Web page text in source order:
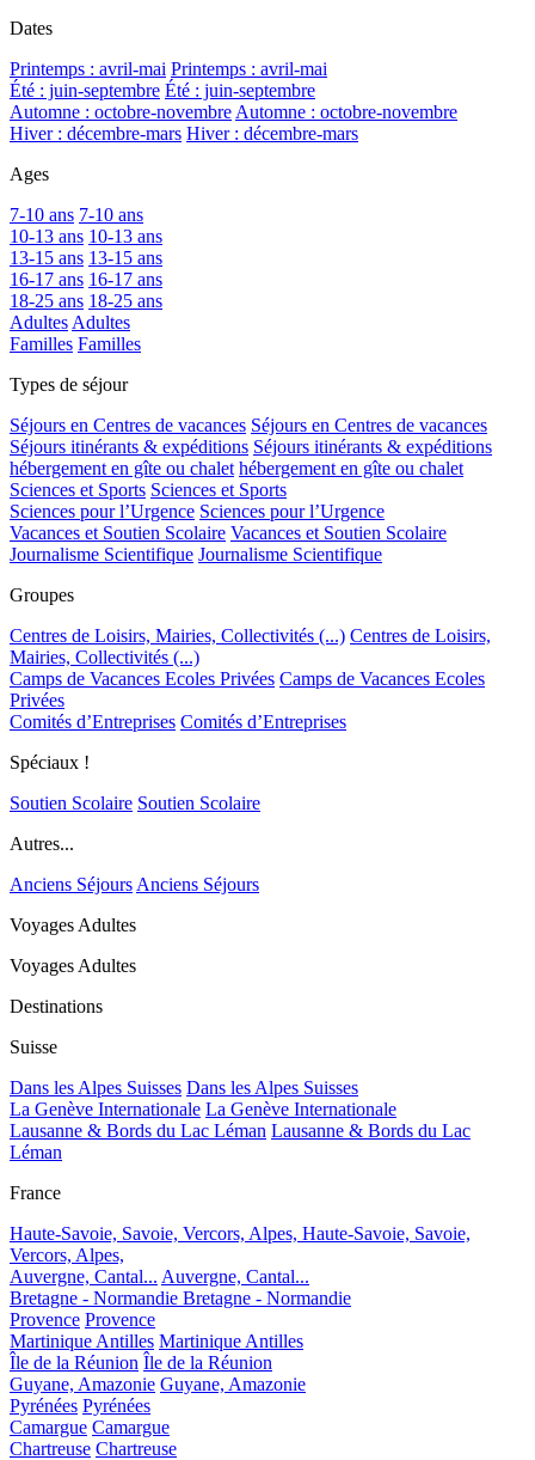
Dates
Printemps : avril-mai Printemps : avril-mai
Été : juin-septembre Été : juin-septembre
Automne : octobre-novembreAutomne : octobre-novembre
Hiver : décembre-mars Hiver : décembre-mars
Ages
7-10 ans 7-10 ans
10-13 ans 10-13 ans
13-15 ans 13-15 ans
16-17 ans 16-17 ans
18-25 ans 18-25 ans
AdultesAdultes
Familles Familles
Types de séjour
Séjours en Centres de vacances Séjours en Centres de vacances
Séjours itinérants & expéditions Séjours itinérants & expéditions
hébergement en gîte ou chalet hébergement en gîte ou chalet
Sciences et Sports Sciences et Sports
Sciences pour l’Urgence Sciences pour l’Urgence
Vacances et Soutien Scolaire Vacances et Soutien Scolaire
Journalisme Scientifique Journalisme Scientifique
Groupes
Centres de Loisirs, Mairies, Collectivités (...) Centres de Loisirs,
Mairies, Collectivités (...)
Camps de Vacances Ecoles Privées Camps de Vacances Ecoles
Privées
Comités d’Entreprises Comités d’Entreprises
Spéciaux !
Soutien Scolaire Soutien Scolaire
Autres...
Anciens SéjoursAnciens Séjours
Voyages Adultes
Voyages Adultes
Destinations
Suisse
Dans les Alpes Suisses Dans les Alpes Suisses
La Genève Internationale La Genève Internationale
Lausanne & Bords du Lac Léman Lausanne & Bords du Lac
Léman
France
Haute-Savoie, Savoie, Vercors, Alpes, Haute-Savoie, Savoie,
Vercors, Alpes,
Auvergne, Cantal... Auvergne, Cantal...
Bretagne - Normandie Bretagne - Normandie
Provence Provence
Martinique Antilles Martinique Antilles
Île de la Réunion Île de la Réunion
Guyane, Amazonie Guyane, Amazonie
Pyrénées Pyrénées
Camargue Camargue
Chartreuse Chartreuse